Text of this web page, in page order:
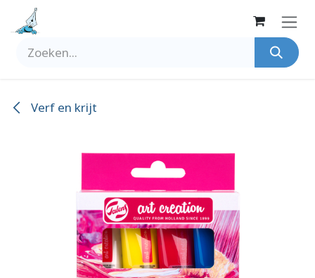
Overslaan naar inhoud
Verf en krijt